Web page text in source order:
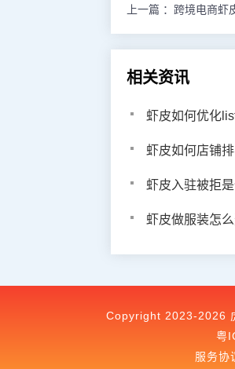
上一篇 ： 跨境电商虾
相关资讯
虾皮如何优化
虾皮如何店铺排名靠
虾皮入驻被拒是什么原
虾皮做服装怎么
Copyright 2023-2026
粤
服务协